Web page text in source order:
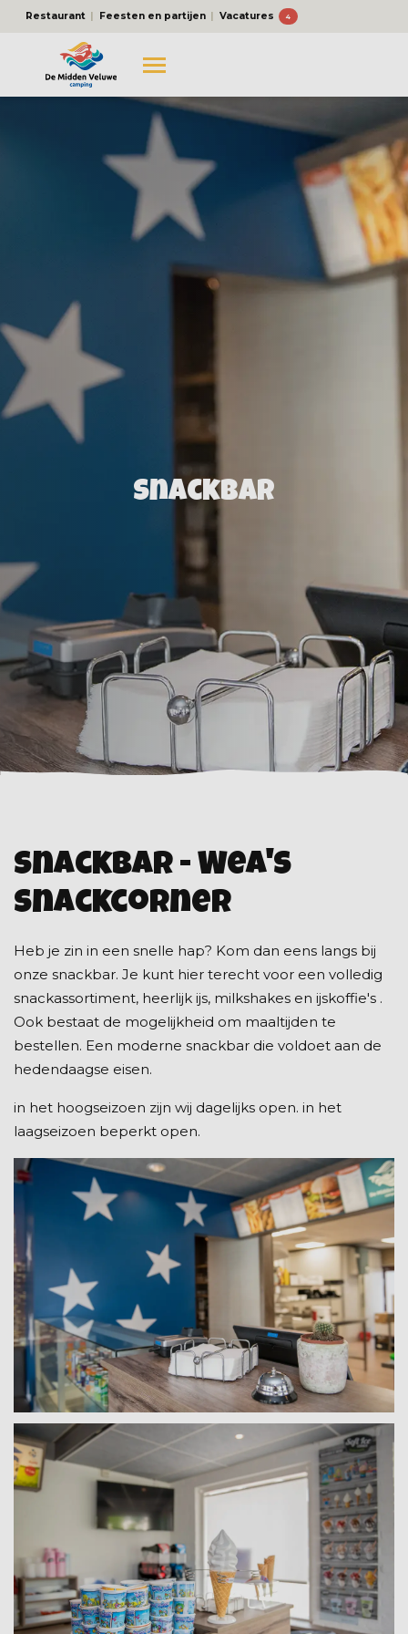
Restaurant Feesten en partijen Vacatures 4
Snackbar
Snackbar - Wea's
snackcorner
Heb je zin in een snelle hap? Kom dan eens langs bij
onze snackbar. Je kunt hier terecht voor een volledig
snackassortiment, heerlijk ijs, milkshakes en ijskoffie's .
Ook bestaat de mogelijkheid om maaltijden te
bestellen. Een moderne snackbar die voldoet aan de
hedendaagse eisen.
in het hoogseizoen zijn wij dagelijks open. in het
laagseizoen beperkt open.